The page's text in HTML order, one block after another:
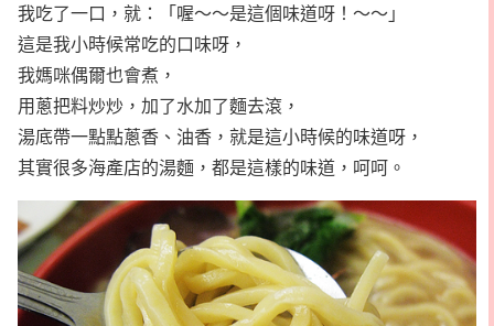
我吃了一口，就：「喔～～是這個味道呀！～～」
這是我小時候常吃的口味呀，
我媽咪偶爾也會煮，
用蔥把料炒炒，加了水加了麵去滾，
湯底帶一點點蔥香、油香，就是這小時候的味道呀，
其實很多海產店的湯麵，都是這樣的味道，呵呵。